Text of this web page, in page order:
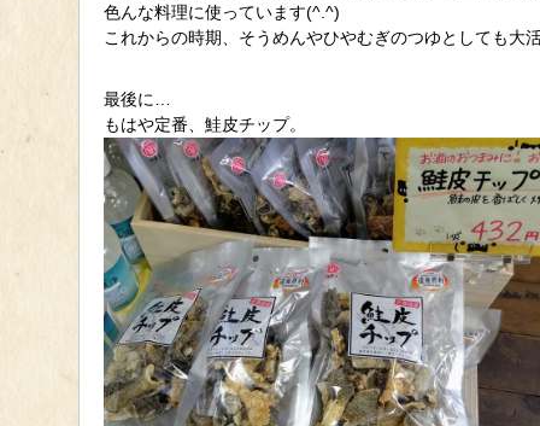
色んな料理に使っています(^.^)
これからの時期、そうめんやひやむぎのつゆとしても大
最後に…
もはや定番、鮭皮チップ。